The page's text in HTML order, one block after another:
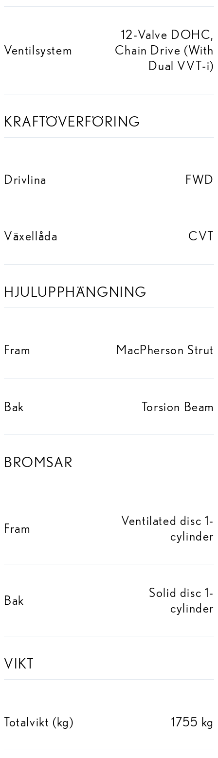
Ventilsystem
12-Valve DOHC,
Chain Drive (With
Dual VVT-i)
KRAFTÖVERFÖRING
Drivlina FWD
Växellåda CVT
HJULUPPHÄNGNING
Fram MacPherson Strut
Bak Torsion Beam
BROMSAR
Fram
Ventilated disc 1-
cylinder
Bak
Solid disc 1-
cylinder
VIKT
Totalvikt (kg) 1755 kg